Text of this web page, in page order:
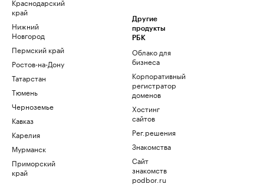
край
Нижний
Новгород
Пермский край
Ростов-на-Дону
Татарстан
Тюмень
Черноземье
Кавказ
Карелия
Мурманск
Приморский
край
Другие
продукты
РБК
Облако для
бизнеса
Корпоративный
регистратор
доменов
Хостинг
сайтов
Рег.решения
Знакомства
Сайт
знакомств
podbor.ru